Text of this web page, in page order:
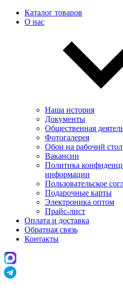
Каталог товаров
О нас
Наша история
Документы
Общественная
Фотогалерея
Обои на рабочий стол
Вакансии
Политика
информации
Пользовательскоe
Подарочные карты
Электроника оптом
Прайс-лист
Оплата и доставка
Обратная связь
Контакты